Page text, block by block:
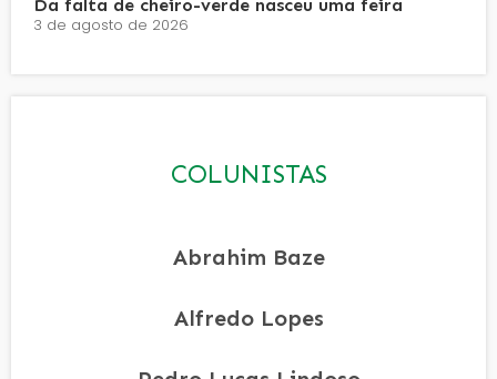
Da falta de cheiro-verde nasceu uma feira
3 de agosto de 2026
COLUNISTAS
Abrahim Baze
Alfredo Lopes